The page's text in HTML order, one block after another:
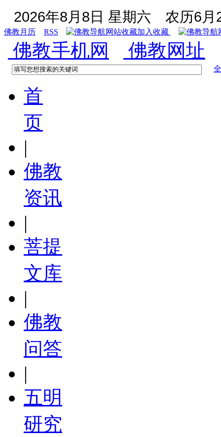
2026年8月8日 星期六 农历6月
佛教月历 RSS 加入收藏
佛教手机网 佛教网址
首
页
|
佛教
资讯
|
菩提
文库
|
佛教
问答
|
五明
研究